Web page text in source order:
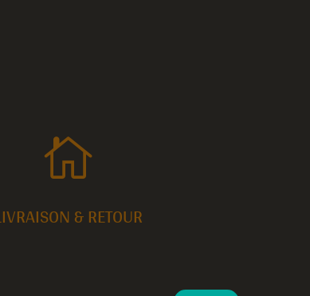

& RETOUR